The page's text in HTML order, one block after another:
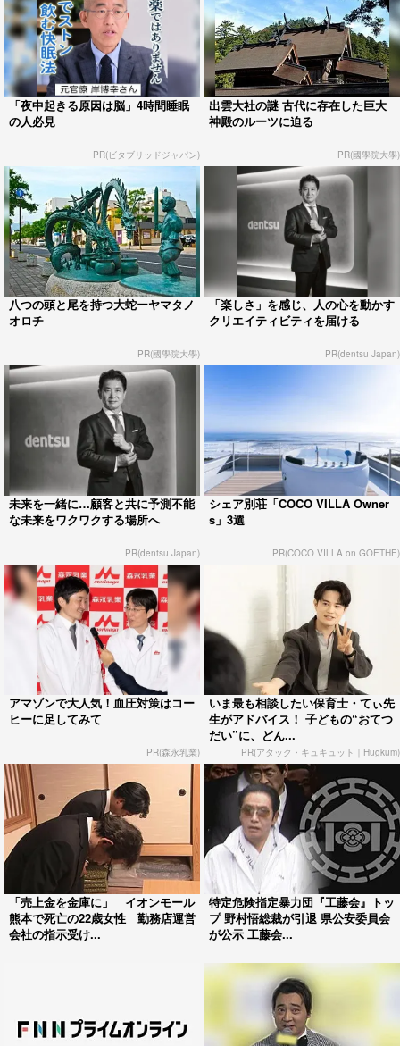
「夜中起きる原因は脳」4時間睡眠
の人必見
PR(ビタブリッドジャパン)
出雲大社の謎 古代に存在した巨大
神殿のルーツに迫る
PR(國學院大學)
八つの頭と尾を持つ大蛇ーヤマタノ
オロチ
PR(國學院大學)
「楽しさ」を感じ、人の心を動かす
クリエイティビティを届ける
PR(dentsu Japan)
未来を一緒に…顧客と共に予測不能
な未来をワクワクする場所へ
PR(dentsu Japan)
シェア別荘「COCO VILLA Owner
s」3選
PR(COCO VILLA on GOETHE)
アマゾンで大人気！血圧対策はコー
ヒーに足してみて
PR(森永乳業)
いま最も相談したい保育士・てぃ先
生がアドバイス！ 子どもの“おてつ
だい”に、どん...
PR(アタック・キュキュット｜Hugkum)
「売上金を金庫に」 イオンモール
熊本で死亡の22歳女性 勤務店運営
会社の指示受け...
特定危険指定暴力団『工藤会』トッ
プ 野村悟総裁が引退 県公安委員会
が公示 工藤会...